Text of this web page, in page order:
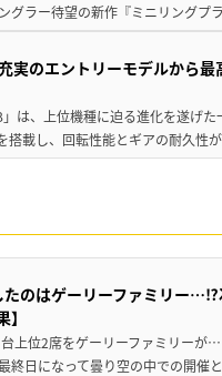
グラー待望の新作『ミニリングプ
実のエントリーモデルから
は、上位機種に迫る進化を遂げた
搭載し、回転性能とギアの耐久性
たのはゲーリーファミリー
上位2席をゲーリーファミリーが
終日になって曇り空の中での開催